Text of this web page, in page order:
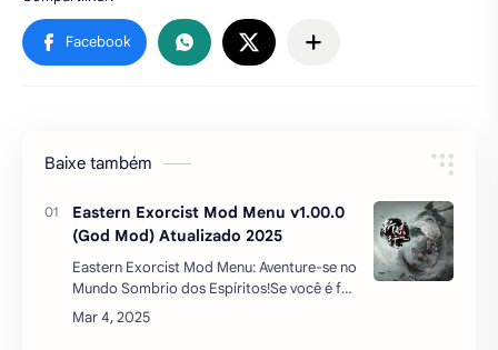
Baixe também
Eastern Exorcist Mod Menu v1.00.0
(God Mod) Atualizado 2025
Eastern Exorcist Mod Menu: Aventure-se no
Mundo Sombrio dos Espíritos!Se você é fã
de jogos de ação e aventura com temática
oriental, Eastern Exorcist é uma